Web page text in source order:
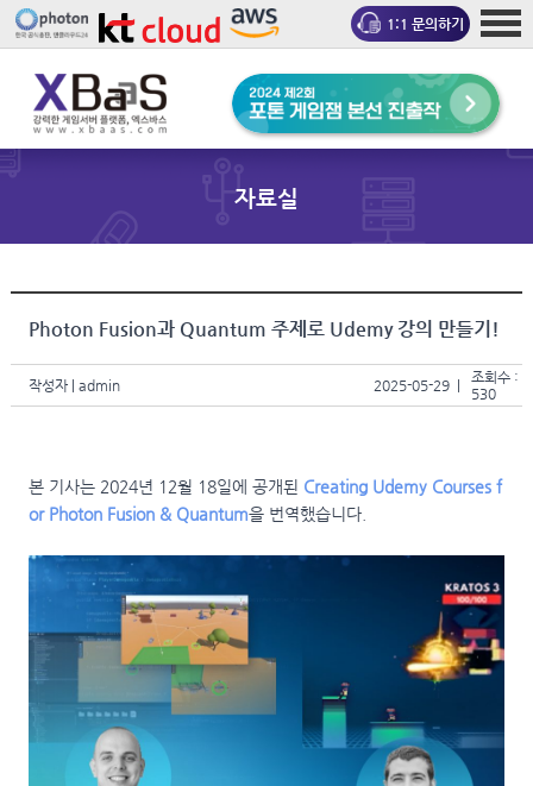
1:1 문의하기
자료실
Photon Fusion과 Quantum 주제로 Udemy 강의 만들기!
작성자| admin 2025-05-29 | 조회수 :
530
본 기사는 2024년 12월 18일에 공개된 Creating Udemy Courses f
or Photon Fusion & Quantum을 번역했습니다.